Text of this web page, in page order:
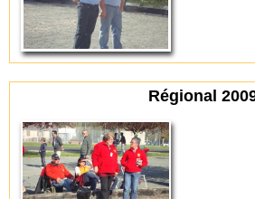
Régional